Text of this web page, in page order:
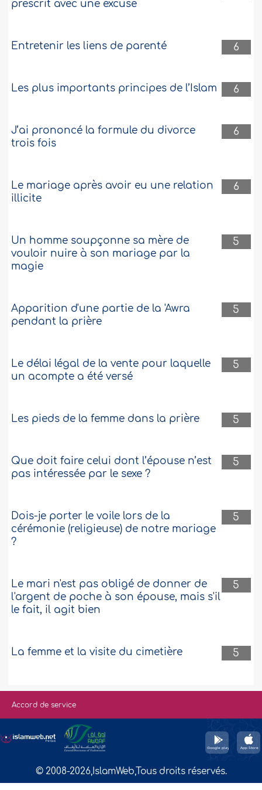
prescrit avec une excuse
6
Entretenir les liens de parenté
6
Les plus importants principes de l’Islam
6
J’ai prononcé la formule du divorce
trois fois
6
Le mariage après avoir eu une relation
illicite
5
Un homme soupçonne sa mère de
vouloir nuire à son mariage par la
magie
5
Apparition d'une partie de la 'Awra
pendant la prière
5
Le délai légal de la vente pour laquelle
un acompte a été versé
5
Les pieds de la femme dans la prière
5
Que doit faire celui dont l’épouse n’est
pas intéressée par le sexe ?
5
Dois-je porter le voile lors de la
cérémonie (religieuse) de notre mariage
?
5
Le mari n'est pas obligé de donner de
l'argent de poche à son épouse, mais s'il
le fait, il agit bien
5
La femme et la visite du cimetière
Accord de service
© 2008-2026,IslamWeb,Tous droits réservés.